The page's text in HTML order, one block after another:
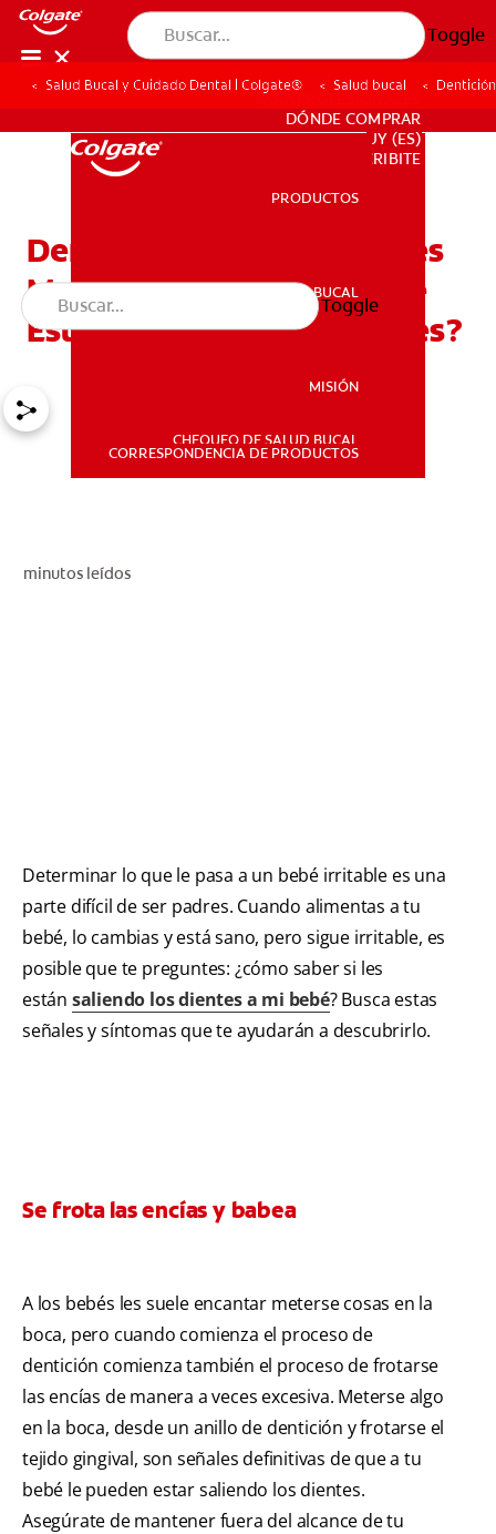
Toggle
SALUD BUCAL
PARA PROFESIONALES
DÓNDE COMPRAR
UY (ES)
SUSCRIBITE
PRODUCTOS
SALUD BUCAL
MISIÓN
CHEQUEO DE SALUD BUCAL
CORRESPONDENCIA DE PRODUCTOS
Toggle
Salud Bucal y Cuidado Dental | Colgate® Salud bucal
Dentición En Bebés DeTres
Meses: ¿Cómo Saber Si Le
Están Saliendo Los Dientes?
minutos leídos
Determinar lo que le pasa a un bebé irritable es una
parte difícil de ser padres. Cuando alimentas a tu
bebé, lo cambias y está sano, pero sigue irritable, es
posible que te preguntes: ¿cómo saber si les
están saliendo los dientes a mi bebé? Busca estas
señales y síntomas que te ayudarán a descubrirlo.
Se frota las encías y babea
A los bebés les suele encantar meterse cosas en la
boca, pero cuando comienza el proceso de
dentición comienza también el proceso de frotarse
las encías de manera a veces excesiva. Meterse algo
en la boca, desde un anillo de dentición y frotarse el
tejido gingival, son señales definitivas de que a tu
bebé le pueden estar saliendo los dientes.
Asegúrate de mantener fuera del alcance de tu